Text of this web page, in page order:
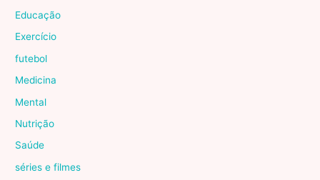
Educação
Exercício
futebol
Medicina
Mental
Nutrição
Saúde
séries e filmes